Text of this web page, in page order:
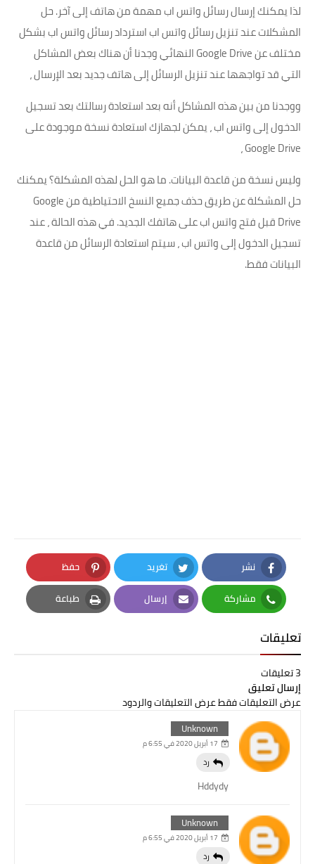
لذا يمكنك إرسال رسائل واتس اب مهمة من هاتف إلى آخر. حل
المشكلات عند تنزيل رسائل واتس اب استرداد رسائل واتس اب بشكل
مختلف عن Google Drive النهائي وجدنا أن هناك بعض المشاكل
التي قد تواجهها عند تنزيل الرسائل إلى هاتف جديد بعد الإرسال ،
ووجدنا من بين هذه المشاكل أنه بعد استعادة رسالتك بعد تسجيل
الدخول إلى واتس اب ، يمكن لجهازك استعادة نسخة موجودة على
Google Drive ،
وليس نسخة من قاعدة البيانات. ما هو الحل لهذه المشكلة؟ يمكنك
حل المشكلة عن طريق حذف جميع النسخ الاحتياطية من Google
Drive قبل فتح واتس اب على هاتفك الجديد. في هذه الحالة ، عند
تسجيل الدخول إلى واتس اب ، سيتم استعادة الرسائل من قاعدة
البيانات فقط.
نشر
Facebook
تغريد
Twitter
حفظ
Pinterest
مشاركة
Whatsapp
إرسال
Email
طباعة
Print
تعليقات
3 تعليقات
إرسال تعليق
عرض التعليقات فقطعرض التعليقات والردود
Unknown
17 أبريل 2020 في 6:55 م
Hddydy
رد
Unknown
17 أبريل 2020 في 6:55 م
رد